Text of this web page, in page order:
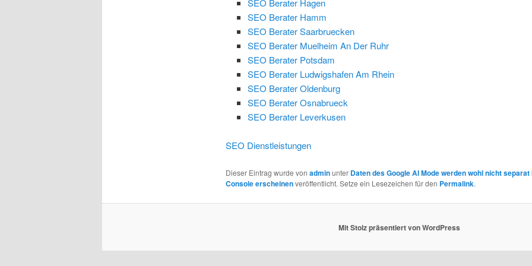
SEO Berater Hagen
SEO Berater Hamm
SEO Berater Saarbruecken
SEO Berater Muelheim An Der Ruhr
SEO Berater Potsdam
SEO Berater Ludwigshafen Am Rhein
SEO Berater Oldenburg
SEO Berater Osnabrueck
SEO Berater Leverkusen
SEO Dienstleistungen
Dieser Eintrag wurde von adminunter Daten des Google AI Mode werden wohl nicht
Console erscheinenveröffentlicht. Setze ein Lesezeichen für den Permalink.
Mit Stolz präsentiert von WordPress